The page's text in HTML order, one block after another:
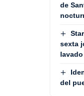
de
sexta
del